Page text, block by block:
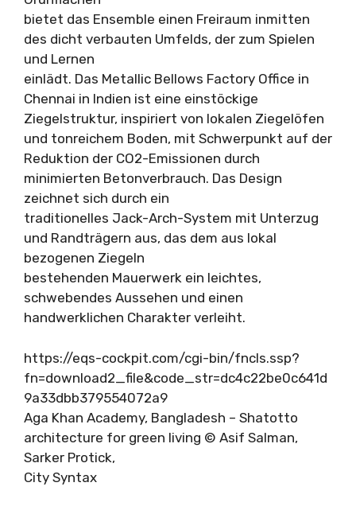
bietet das Ensemble einen Freiraum inmitten
des dicht verbauten Umfelds, der zum Spielen
und Lernen
einlädt. Das Metallic Bellows Factory Office in
Chennai in Indien ist eine einstöckige
Ziegelstruktur, inspiriert von lokalen Ziegelöfen
und tonreichem Boden, mit Schwerpunkt auf der
Reduktion der CO2-Emissionen durch
minimierten Betonverbrauch. Das Design
zeichnet sich durch ein
traditionelles Jack-Arch-System mit Unterzug
und Randträgern aus, das dem aus lokal
bezogenen Ziegeln
bestehenden Mauerwerk ein leichtes,
schwebendes Aussehen und einen
handwerklichen Charakter verleiht.
https://eqs-cockpit.com/cgi-bin/fncls.ssp?
fn=download2_file&code_str=dc4c22be0c641d
9a33dbb379554072a9
Aga Khan Academy, Bangladesh – Shatotto
architecture for green living © Asif Salman,
Sarker Protick,
City Syntax